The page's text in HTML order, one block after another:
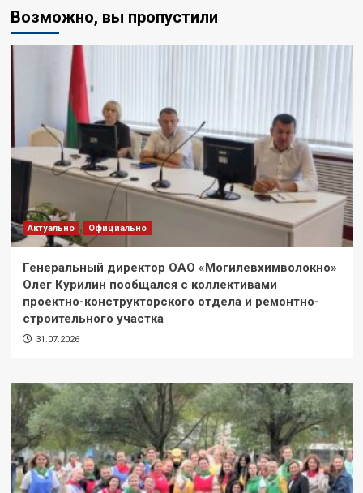
Возможно, вы пропустили
Актуально Официально
Генеральный директор ОАО «Могилевхимволокно»
Олег Курилин пообщался с коллективами
проектно-конструкторского отдела и ремонтно-
строительного участка
31.07.2026